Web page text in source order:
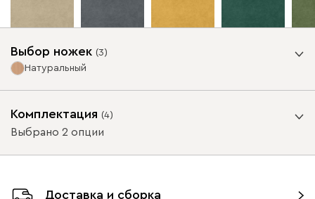
Айвори (Ivory)
Дымчатый
Песочный
Выбор ножек (3)
Натуральный
Комплектация (4)
Выбрано 2 опции
Доставка и сборка